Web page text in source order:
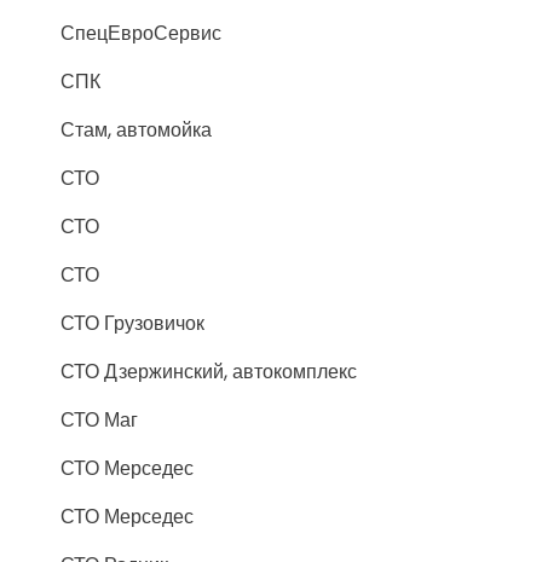
СпецЕвроСервис
СПК
Стам, автомойка
СТО
СТО
СТО
СТО Грузовичок
СТО Дзержинский, автокомплекс
СТО Маг
СТО Мерседес
СТО Мерседес